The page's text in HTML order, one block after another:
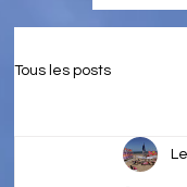
Tous les posts